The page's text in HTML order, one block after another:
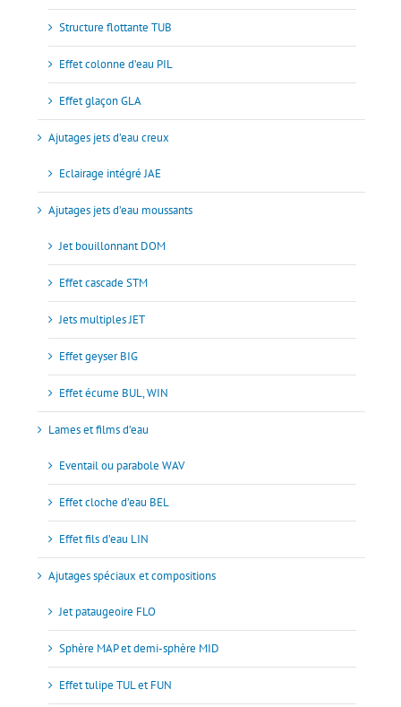
Structure flottante TUB
Effet colonne d’eau PIL
Effet glaçon GLA
Ajutages jets d’eau creux
Eclairage intégré JAE
Ajutages jets d’eau moussants
Jet bouillonnant DOM
Effet cascade STM
Jets multiples JET
Effet geyser BIG
Effet écume BUL, WIN
Lames et films d’eau
Eventail ou parabole WAV
Effet cloche d’eau BEL
Effet fils d’eau LIN
Ajutages spéciaux et compositions
Jet pataugeoire FLO
Sphère MAP et demi-sphère MID
Effet tulipe TUL et FUN